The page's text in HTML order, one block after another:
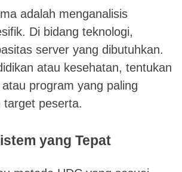
adalah menganalisis
Di bidang teknologi,
server yang dibutuhkan.
atau kesehatan, tentukan
program yang paling
target peserta.
yang Tepat